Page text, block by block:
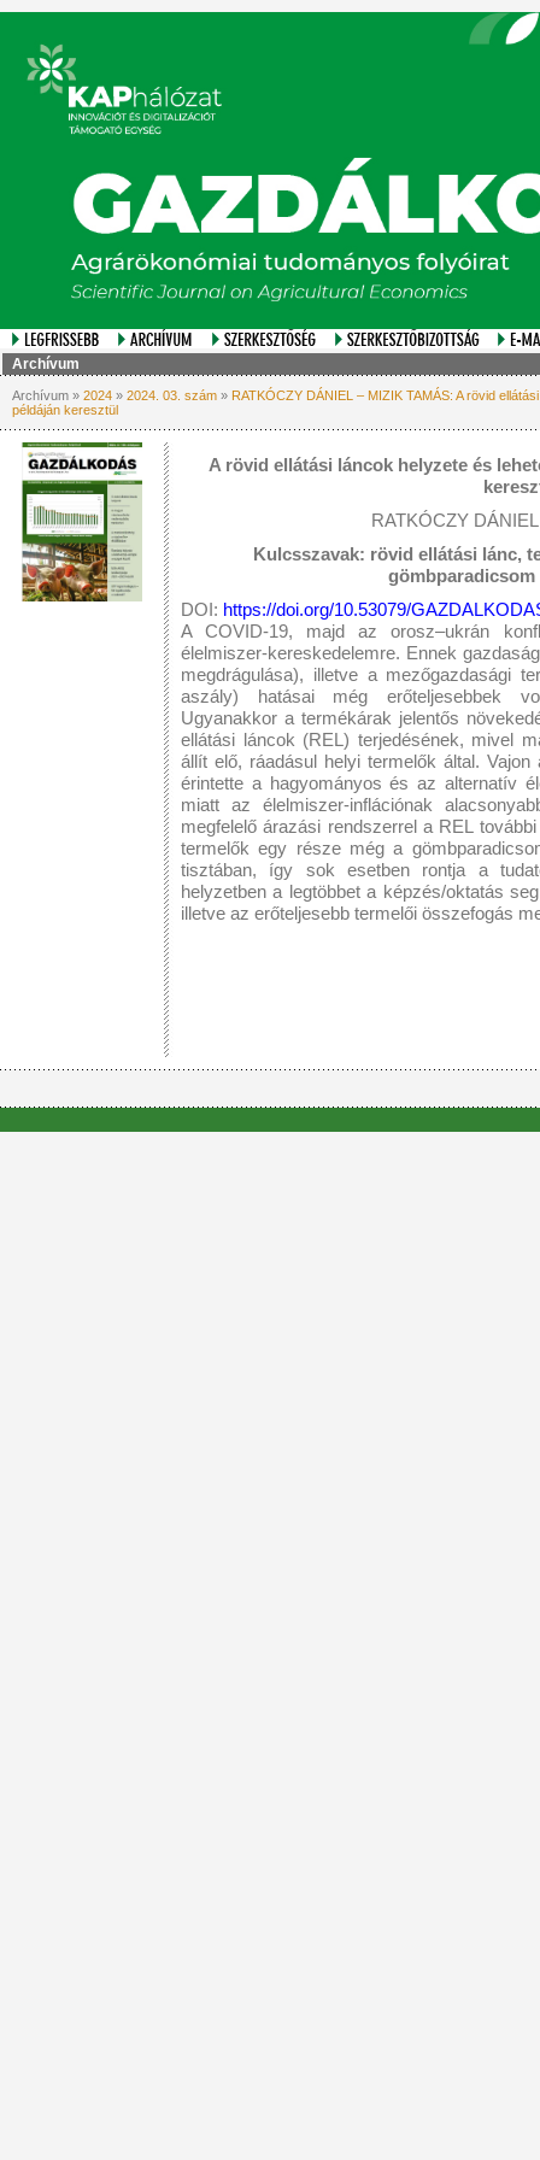
Archívum
Archívum » 2024 » 2024. 03. szám » RATKÓCZY DÁNIEL – MIZIK TAMÁS: A rövid
példáján keresztül
A rövid ellátási láncok helyzete és
RATKÓCZY
Kulcsszavak: rövid ellátási lánc,
gömbparadicsom
DOI: https://doi.org/10.53079/
A COVID-19, majd az orosz–ukrán
élelmiszer-kereskedelemre. Ennek
megdrágulása), illetve a mezőgazdasági
aszály) hatásai még erőteljesebbek
Ugyanakkor a termékárak jelentős
ellátási láncok (REL) terjedésének, mivel
állít elő, ráadásul helyi termelők által.
érintette a hagyományos és az alternatív
miatt az élelmiszer-inflációnak
megfelelő árazási rendszerrel a REL
termelők egy része még a
tisztában, így sok esetben rontja a
helyzetben a legtöbbet a képzés/oktatás
illetve az erőteljesebb termelői összefogás